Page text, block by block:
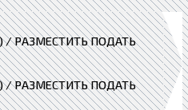
/ РАЗМЕСТИТЬ ПОДАТЬ
/ РАЗМЕСТИТЬ ПОДАТЬ